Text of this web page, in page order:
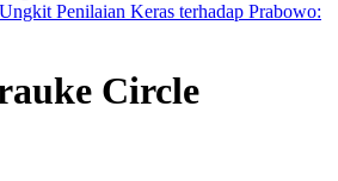
Penilaian Keras terhadap Prabowo:
Circle